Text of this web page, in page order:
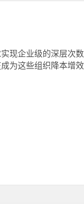
现企业级的深层次
为这些组织降本增